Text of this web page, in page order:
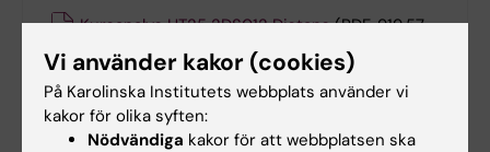
Kursanalys HT25 2DS012 Distans (PDF, 919.57
KB)
Kursanalys HT25 2DS012 Campus
KB)
Vi använder kakor (cookies)
På Karolinska Institutets webbplats använder vi
kakor för olika syften:
Nödvändiga kakor för att webbplatsen ska